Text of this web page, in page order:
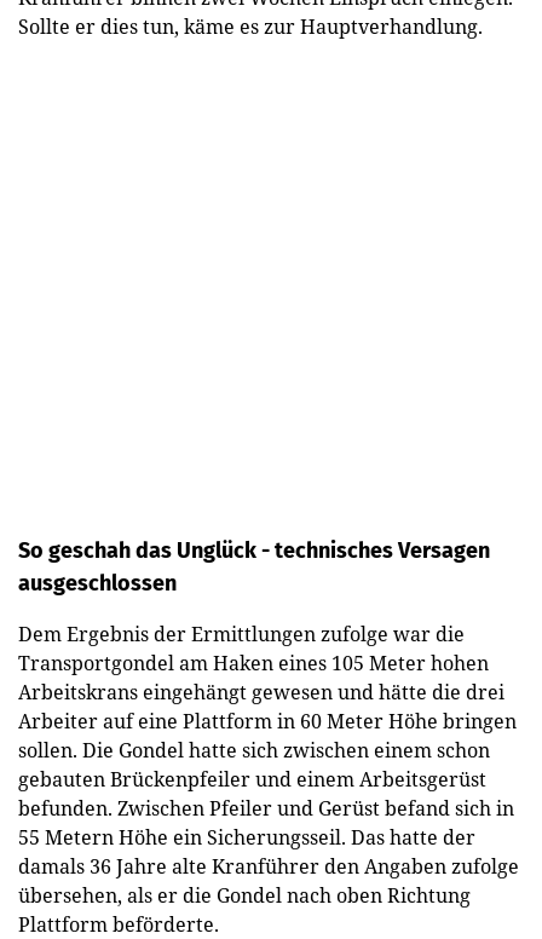
Sollte er dies tun, käme es zur Hauptverhandlung.
So geschah das Unglück - technisches Versagen
ausgeschlossen
Dem Ergebnis der Ermittlungen zufolge war die
Transportgondel am Haken eines 105 Meter hohen
Arbeitskrans eingehängt gewesen und hätte die drei
Arbeiter auf eine Plattform in 60 Meter Höhe bringen
sollen. Die Gondel hatte sich zwischen einem schon
gebauten Brückenpfeiler und einem Arbeitsgerüst
befunden. Zwischen Pfeiler und Gerüst befand sich in
55 Metern Höhe ein Sicherungsseil. Das hatte der
damals 36 Jahre alte Kranführer den Angaben zufolge
übersehen, als er die Gondel nach oben Richtung
Plattform beförderte.